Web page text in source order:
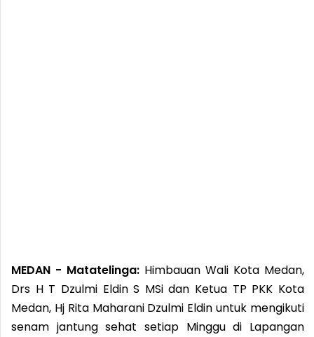
MEDAN - Matatelinga: Himbauan Wali Kota Medan,
Drs H T Dzulmi Eldin S MSi dan Ketua TP PKK Kota
Medan, Hj Rita Maharani Dzulmi Eldin untuk mengikuti
senam jantung sehat setiap Minggu di Lapangan